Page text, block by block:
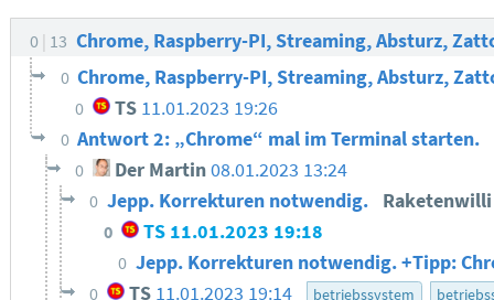
0 13 Chrome, Raspberry-PI, Streaming, Absturz,
0 Chrome, Raspberry-PI, Streaming, Absturz,
0 TS 11.01.2023 19:26
0 Antwort 2: „Chrome“ mal im Terminal starten.
0 Der Martin 08.01.2023 13:24
0 Jepp. Korrekturen notwendig.
0 TS 11.01.2023 19:18
0 Jepp. Korrekturen notwendig. +Tipp:
0 TS 11.01.2023 19:14 betriebssystem